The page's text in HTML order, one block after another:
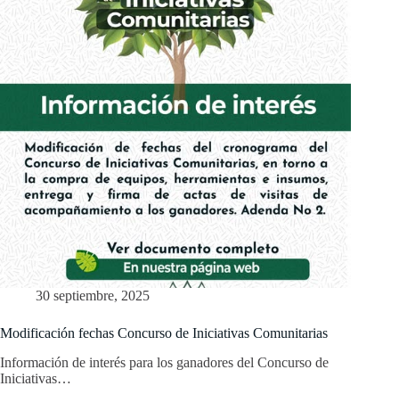
30 septiembre, 2025
Modificación fechas Concurso de Iniciativas Comunitarias
Información de interés para los ganadores del Concurso de
Iniciativas…